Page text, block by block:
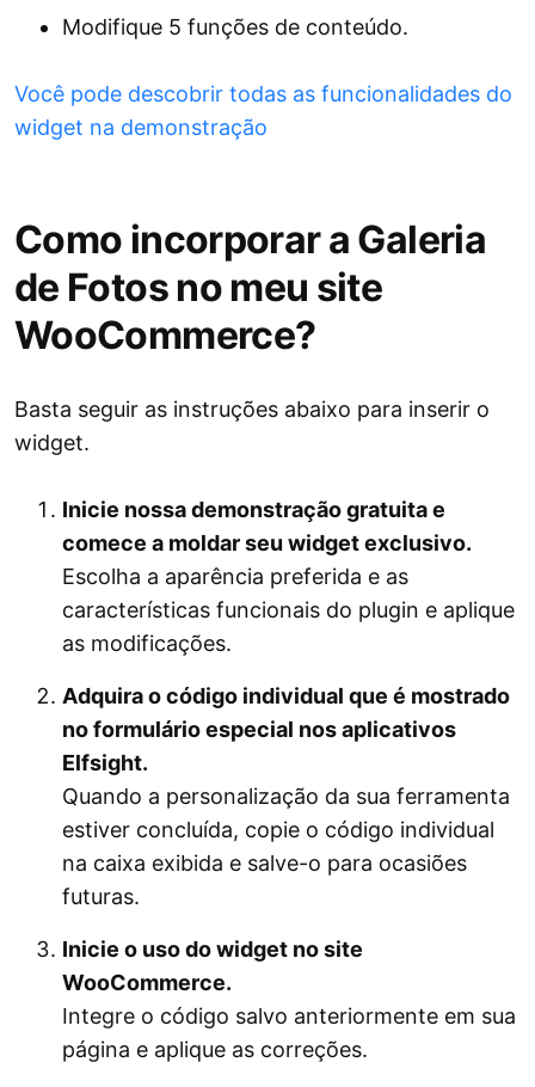
Modifique 5 funções de conteúdo.
Você pode descobrir todas as funcionalidades do
widget na demonstração
Como incorporar a Galeria
de Fotos no meu site
WooCommerce?
Basta seguir as instruções abaixo para inserir o
widget.
Inicie nossa demonstração gratuita e
comece a moldar seu widget exclusivo.
Escolha a aparência preferida e as
características funcionais do plugin e aplique
as modificações.
Adquira o código individual que é mostrado
no formulário especial nos aplicativos
Elfsight.
Quando a personalização da sua ferramenta
estiver concluída, copie o código individual
na caixa exibida e salve-o para ocasiões
futuras.
Inicie o uso do widget no site
WooCommerce.
Integre o código salvo anteriormente em sua
página e aplique as correções.